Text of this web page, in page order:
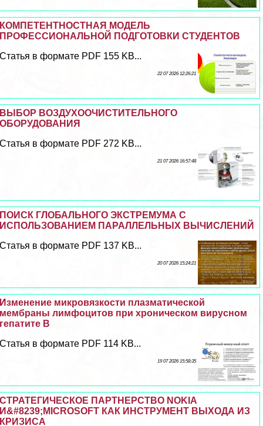
КОМПЕТЕНТНОСТНАЯ МОДЕЛЬ
ПРОФЕССИОНАЛЬНОЙ ПОДГОТОВКИ СТУДЕНТОВ
Статья в формате PDF 155 KB...
22 07 2026 12:26:21
ВЫБОР ВОЗДУХООЧИСТИТЕЛЬНОГО
ОБОРУДОВАНИЯ
Статья в формате PDF 272 KB...
21 07 2026 16:57:48
ПОИСК ГЛОБАЛЬНОГО ЭКСТРЕМУМА С
ИСПОЛЬЗОВАНИЕМ ПАРАЛЛЕЛЬНЫХ ВЫЧИСЛЕНИЙ
Статья в формате PDF 137 KB...
20 07 2026 15:24:21
Изменение микровязкости плазматической
мембраны лимфоцитов при хроническом вирусном
гепатите В
Статья в формате PDF 114 KB...
19 07 2026 15:58:35
СТРАТЕГИЧЕСКОЕ ПАРТНЕРСТВО NOKIA
И&#8239;MICROSOFT КАК ИНСТРУМЕНТ ВЫХОДА ИЗ
КРИЗИСА